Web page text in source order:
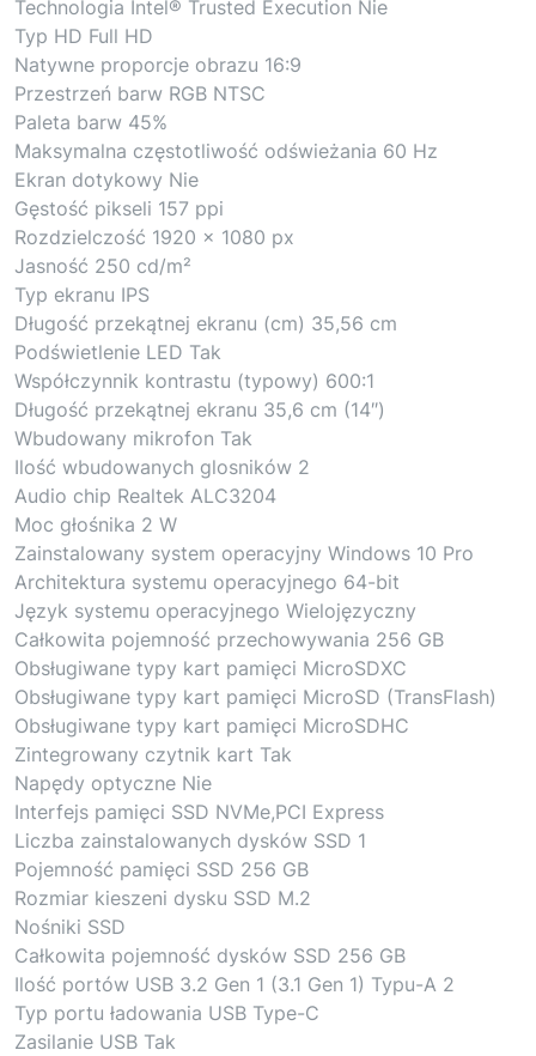
Technologia Intel® Trusted Execution Nie
Typ HD Full HD
Natywne proporcje obrazu 16:9
Przestrzeń barw RGB NTSC
Paleta barw 45%
Maksymalna częstotliwość odświeżania 60 Hz
Ekran dotykowy Nie
Gęstość pikseli 157 ppi
Rozdzielczość 1920 x 1080 px
Jasność 250 cd/m²
Typ ekranu IPS
Długość przekątnej ekranu (cm) 35,56 cm
Podświetlenie LED Tak
Współczynnik kontrastu (typowy) 600:1
Długość przekątnej ekranu 35,6 cm (14″)
Wbudowany mikrofon Tak
Ilość wbudowanych glosników 2
Audio chip Realtek ALC3204
Moc głośnika 2 W
Zainstalowany system operacyjny Windows 10 Pro
Architektura systemu operacyjnego 64-bit
Język systemu operacyjnego Wielojęzyczny
Całkowita pojemność przechowywania 256 GB
Obsługiwane typy kart pamięci MicroSDXC
Obsługiwane typy kart pamięci MicroSD (TransFlash)
Obsługiwane typy kart pamięci MicroSDHC
Zintegrowany czytnik kart Tak
Napędy optyczne Nie
Interfejs pamięci SSD NVMe,PCI Express
Liczba zainstalowanych dysków SSD 1
Pojemność pamięci SSD 256 GB
Rozmiar kieszeni dysku SSD M.2
Nośniki SSD
Całkowita pojemność dysków SSD 256 GB
Ilość portów USB 3.2 Gen 1 (3.1 Gen 1) Typu-A 2
Typ portu ładowania USB Type-C
Zasilanie USB Tak